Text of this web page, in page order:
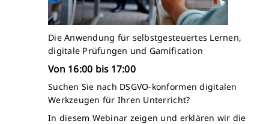
Die Anwendung für selbstgesteuertes Lernen,
digitale Prüfungen und Gamification
Von 16:00 bis 17:00
Suchen Sie nach DSGVO-konformen digitalen
Werkzeugen für Ihren Unterricht?
In diesem Webinar zeigen und erklären wir die